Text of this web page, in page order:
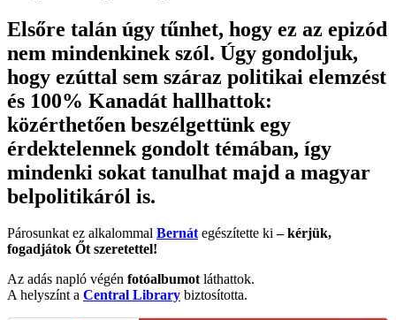
Elsőre talán úgy tűnhet, hogy ez az epizód
nem mindenkinek szól. Úgy gondoljuk,
hogy ezúttal sem száraz politikai elemzést
és 100% Kanadát hallhattok:
közérthetően beszélgettünk egy
érdektelennek gondolt témában, így
mindenki sokat tanulhat majd a magyar
belpolitikáról is.
Párosunkat ez alkalommal Bernátegészítette ki– kérjük,
fogadjátok Őt szeretettel!
Az adás napló végén fotóalbumotláthattok.
A helyszínt a Central Library biztosította.